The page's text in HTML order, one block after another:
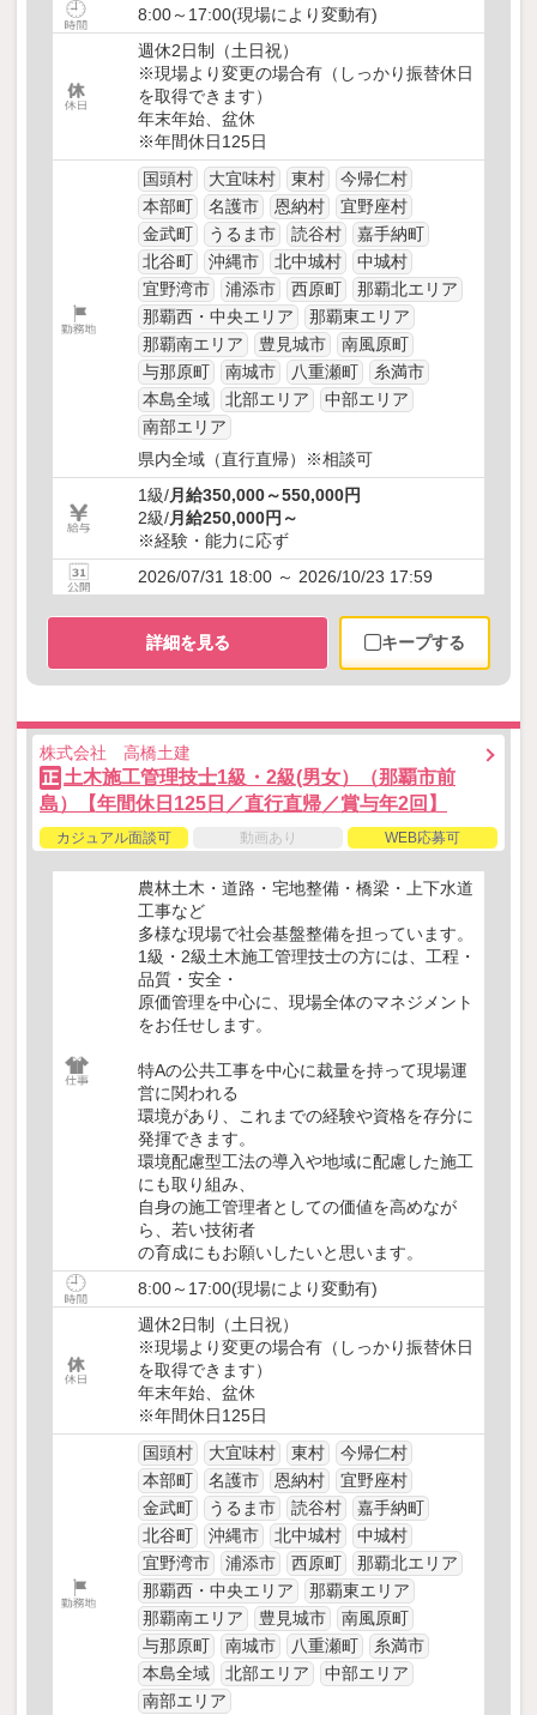
8:00～17:00(現場により変動有)
週休2日制（土日祝）
※現場より変更の場合有（しっかり振替休日
を取得できます）
年末年始、盆休
※年間休日125日
国頭村
大宜味村 東村
今帰仁村
本部町
名護市 恩納村
宜野座村
金武町
うるま市 読谷村
嘉手納町
北谷町
沖縄市 北中城村
中城村
宜野湾市
浦添市 西原町
那覇北エリア
那覇西・中央エリア
那覇東エリア
那覇南エリア
豊見城市
南風原町
与那原町
南城市 八重瀬町
糸満市
本島全域
北部エリア
中部エリア
南部エリア
県内全域（直行直帰）※相談可
1級/月給350,000～550,000円
2級/月給250,000円～
※経験・能力に応ず
2026/07/31 18:00 ～ 2026/10/23 17:59
詳細を見る キープする
株式会社 高橋土建
正 土木施工管理技士1級・2級(男女）（那覇市前
島）【年間休日125日／直行直帰／賞与年2回】
カジュアル面談可 動画あり WEB応募可
農林土木・道路・宅地整備・橋梁・上下水道
工事など
多様な現場で社会基盤整備を担っています。
1級・2級土木施工管理技士の方には、工程・
品質・安全・
原価管理を中心に、現場全体のマネジメント
をお任せします。
特Aの公共工事を中心に裁量を持って現場運
営に関われる
環境があり、これまでの経験や資格を存分に
発揮できます。
環境配慮型工法の導入や地域に配慮した施工
にも取り組み、
自身の施工管理者としての価値を高めなが
ら、若い技術者
の育成にもお願いしたいと思います。
8:00～17:00(現場により変動有)
週休2日制（土日祝）
※現場より変更の場合有（しっかり振替休日
を取得できます）
年末年始、盆休
※年間休日125日
国頭村
大宜味村 東村
今帰仁村
本部町
名護市 恩納村
宜野座村
金武町
うるま市 読谷村
嘉手納町
北谷町
沖縄市 北中城村
中城村
宜野湾市
浦添市 西原町
那覇北エリア
那覇西・中央エリア
那覇東エリア
那覇南エリア
豊見城市
南風原町
与那原町
南城市 八重瀬町
糸満市
本島全域
北部エリア
中部エリア
南部エリア